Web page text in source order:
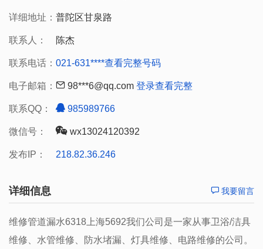
详细地址： 普陀区甘泉路
联系人： 陈杰
联系电话： 021-631****查看完整号码
电子邮箱： 98***6@qq.com 登录查看完整
联系QQ： 985989766
微信号： wx13024120392
发布IP： 218.82.36.246
详细信息 我要留言
维修管道漏水6318上海5692我们公司是一家从事卫浴/洁具
维修、水管维修、防水堵漏、灯具维修、电路维修的公司。